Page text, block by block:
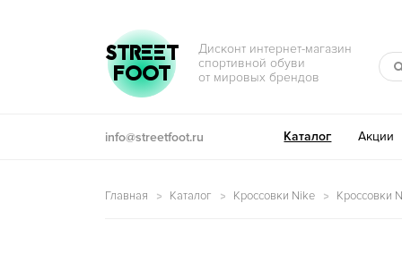
Перейти к навигации
Перейти к содержимому
STREET
FOOT
Дисконт интернет-магазин
спортивной обуви
от мировых брендов
info@streetfoot.ru Каталог Акции
Главная Каталог Кроссовки Nike Кроссовки